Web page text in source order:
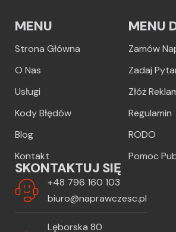
MENU
Strona Główna
O Nas
Usługi
Kody Błędów
Blog
Kontakt
MENU
Zamów
Zadaj
Złóż
Regulamin
RODO
Pomoc
SKONTAKTUJ SIĘ
+48 796 160 103
biuro@naprawczesc.pl
Lęborska 80